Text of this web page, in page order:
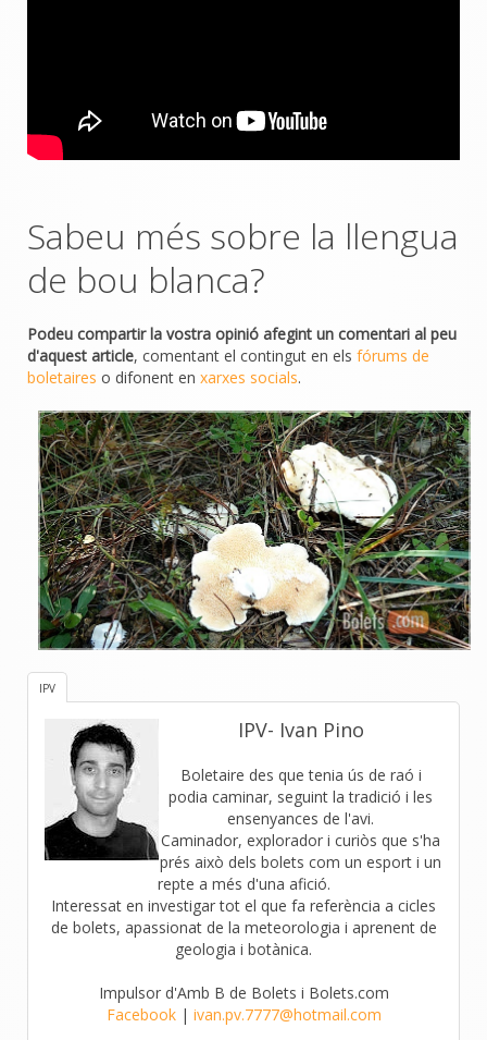
Sabeu més sobre la llengua
de bou blanca?
Podeu compartir la vostra opinió afegint un comentari al peu
d'aquest article, comentant el contingut en els fórums de
boletaires o difonent en xarxes socials.
IPV
IPV- Ivan Pino
Boletaire des que tenia ús de raó i
podia caminar, seguint la tradició i les
ensenyances de l'avi.
Caminador, explorador i curiòs que s'ha
prés això dels bolets com un esport i un
repte a més d'una afició.
Interessat en investigar tot el que fa referència a cicles
de bolets, apassionat de la meteorologia i aprenent de
geologia i botànica.
Impulsor d'Amb B de Bolets i Bolets.com
Facebook| ivan.pv.7777@hotmail.com